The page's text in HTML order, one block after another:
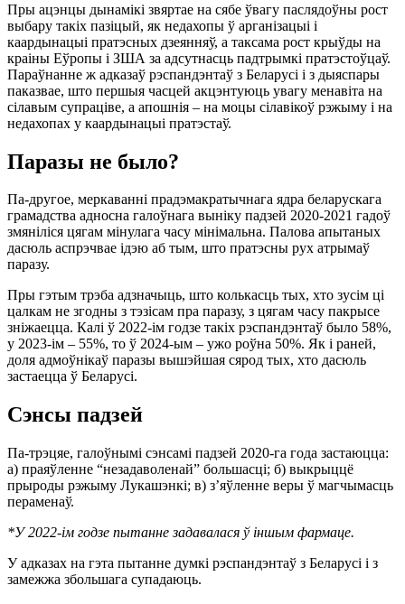
Пры ацэнцы дынамікі звяртае на сябе ўвагу паслядоўны рост
выбару такіх пазіцый, як недахопы ў арганізацыі і
каардынацыі пратэсных дзеянняў, а таксама рост крыўды на
краіны Еўропы і ЗША за адсутнасць падтрымкі пратэстоўцаў.
Параўнанне ж адказаў рэспандэнтаў з Беларусі і з дыяспары
паказвае, што першыя часцей акцэнтуюць увагу менавіта на
сілавым супраціве, а апошнія – на моцы сілавікоў рэжыму і на
недахопах у каардынацыі пратэстаў.
Паразы не было?
Па-другое, меркаванні прадэмакратычнага ядра беларускага
грамадства адносна галоўнага выніку падзей 2020-2021 гадоў
змяніліся цягам мінулага часу мінімальна. Палова апытаных
дасюль аспрэчвае ідэю аб тым, што пратэсны рух атрымаў
паразу.
Пры гэтым трэба адзначыць, што колькасць тых, хто зусім ці
цалкам не згодны з тэзісам пра паразу, з цягам часу пакрысе
зніжаецца. Калі ў 2022-ім годзе такіх рэспандэнтаў было 58%,
у 2023-ім – 55%, то ў 2024-ым – ужо роўна 50%. Як і раней,
доля адмоўнікаў паразы вышэйшая сярод тых, хто дасюль
застаецца ў Беларусі.
Сэнсы падзей
Па-трэцяе, галоўнымі сэнсамі падзей 2020-га года застаюцца:
а) праяўленне “незадаволенай” большасці; б) выкрыццё
прыроды рэжыму Лукашэнкі; в) з’яўленне веры ў магчымасць
пераменаў.
*У 2022-ім годзе пытанне задавалася ў іншым фармаце.
У адказах на гэта пытанне думкі рэспандэнтаў з Беларусі і з
замежжа збольшага супадаюць.